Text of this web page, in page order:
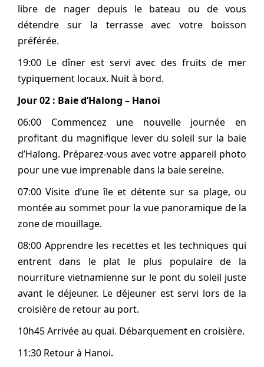
libre de nager depuis le bateau ou de vous
détendre sur la terrasse avec votre boisson
préférée.
19:00 Le dîner est servi avec des fruits de mer
typiquement locaux. Nuit à bord.
Jour 02 : Baie d’Halong – Hanoi
06:00 Commencez une nouvelle journée en
profitant du magnifique lever du soleil sur la baie
d’Halong. Préparez-vous avec votre appareil photo
pour une vue imprenable dans la baie sereine.
07:00 Visite d’une île et détente sur sa plage, ou
montée au sommet pour la vue panoramique de la
zone de mouillage.
08:00 Apprendre les recettes et les techniques qui
entrent dans le plat le plus populaire de la
nourriture vietnamienne sur le pont du soleil juste
avant le déjeuner. Le déjeuner est servi lors de la
croisière de retour au port.
10h45 Arrivée au quai. Débarquement en croisière.
11:30 Retour à Hanoi.